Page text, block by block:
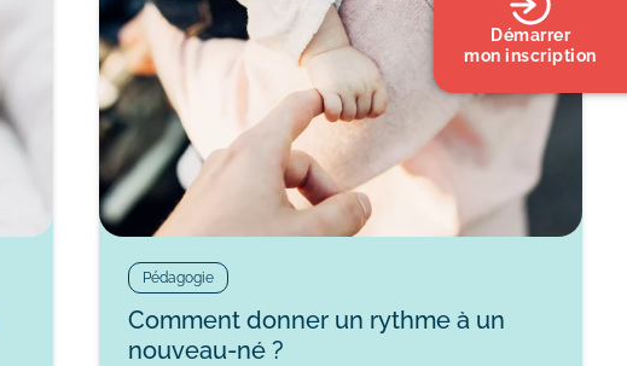
Démarrer
mon inscription
Pédagogie
Comment donner un rythme à un
nouveau-né ?